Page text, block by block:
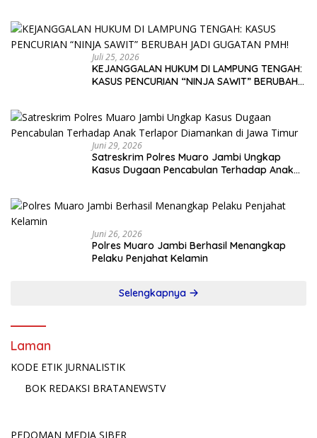
Juli 25, 2026
KEJANGGALAN HUKUM DI LAMPUNG TENGAH:
KASUS PENCURIAN “NINJA SAWIT” BERUBAH
Juni 29, 2026
Satreskrim Polres Muaro Jambi Ungkap
Kasus Dugaan Pencabulan Terhadap Anak
Juni 26, 2026
Polres Muaro Jambi Berhasil Menangkap
Pelaku Penjahat Kelamin
Selengkapnya
Laman
KODE ETIK JURNALISTIK
BOK REDAKSI BRATANEWSTV
PEDOMAN MEDIA SIBER